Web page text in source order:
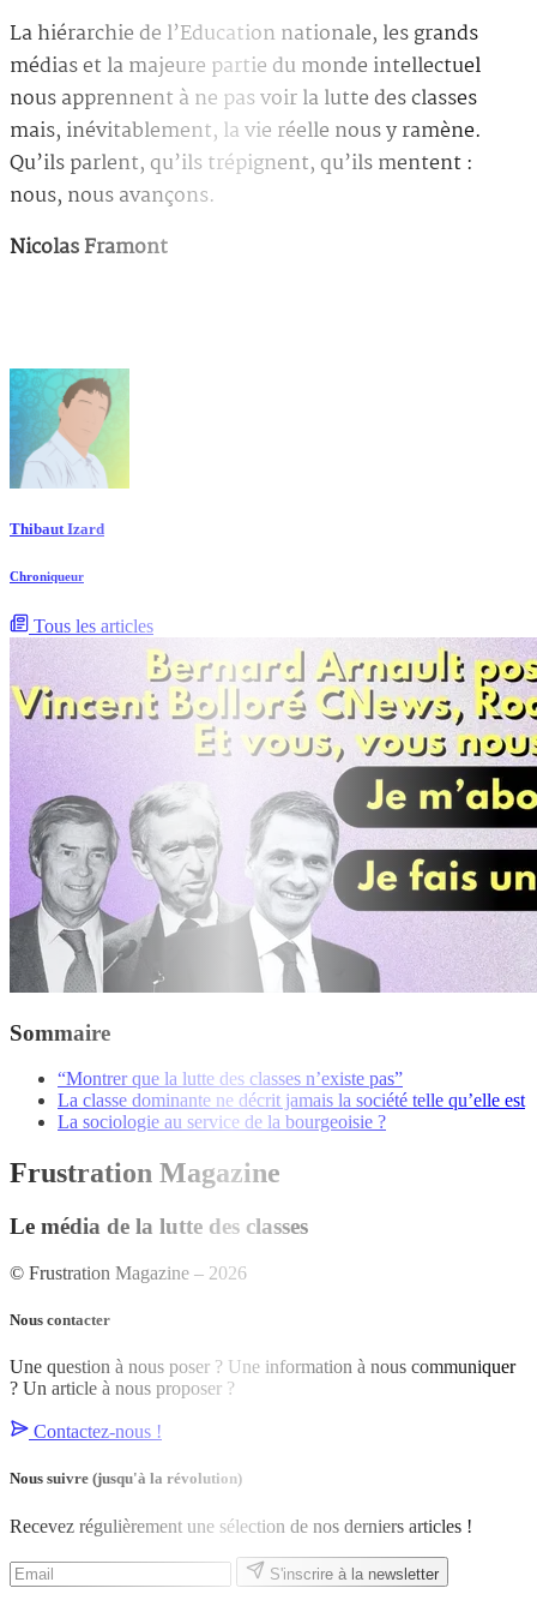
La hiérarchie de l’Education nationale, les grands
médias et la majeure partie du monde intellectuel
nous apprennent à ne pas voir la lutte des classes
mais, inévitablement, la vie réelle nous y ramène.
Qu’ils parlent, qu’ils trépignent, qu’ils mentent :
nous, nous avançons.
Nicolas Framont
Thibaut Izard
Chroniqueur
Tous les articles
Sommaire
“Montrer que la lutte des classes n’existe pas”
La classe dominante ne décrit jamais la société telle qu’elle est
La sociologie au service de la bourgeoisie ?
Frustration Magazine
Le média de la lutte des classes
© Frustration Magazine – 2026
Nous contacter
Une question à nous poser ? Une information à nous communiquer
? Un article à nous proposer ?
Contactez-nous !
Nous suivre (jusqu'à la révolution)
Recevez régulièrement une sélection de nos derniers articles !
S'inscrire à la newsletter